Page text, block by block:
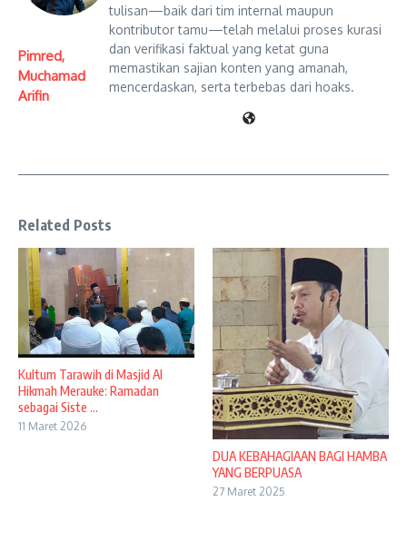
Pimred,
Muchamad
Arifin
tulisan—baik dari tim internal maupun
kontributor tamu—telah melalui proses kurasi
dan verifikasi faktual yang ketat guna
memastikan sajian konten yang amanah,
mencerdaskan, serta terbebas dari hoaks.
Related Posts
Kultum Tarawih di Masjid Al
Hikmah Merauke: Ramadan
sebagai Siste ...
11 Maret 2026
DUA KEBAHAGIAAN BAGI HAMBA
YANG BERPUASA
27 Maret 2025